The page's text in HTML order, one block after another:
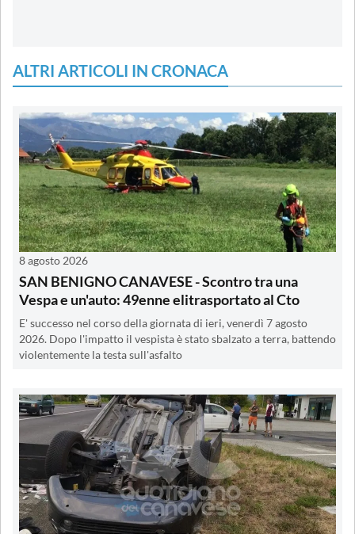
ALTRI ARTICOLI IN CRONACA
8 agosto 2026
SAN BENIGNO CANAVESE - Scontro tra una
Vespa e un'auto: 49enne elitrasportato al Cto
E' successo nel corso della giornata di ieri, venerdì 7 agosto
2026. Dopo l'impatto il vespista è stato sbalzato a terra, battendo
violentemente la testa sull'asfalto